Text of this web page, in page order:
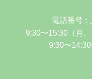
電話番号：
9:30〜15:30（月
9:30〜